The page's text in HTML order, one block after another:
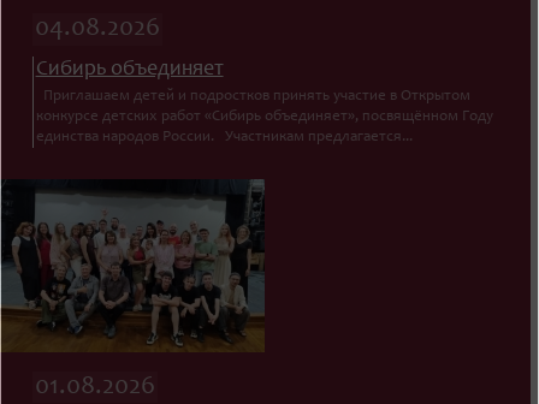
04.08.2026
Сибирь объединяет
Приглашаем детей и подростков принять участие в Открытом
конкурсе детских работ «Сибирь объединяет», посвящённом Году
единства народов России. Участникам предлагается...
01.08.2026